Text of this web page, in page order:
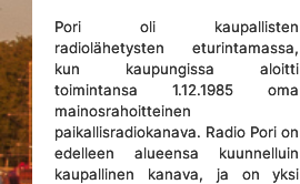
Pori oli kaupallisten
radiolähetysten eturintamassa,
kun kaupungissa aloitti
toimintansa 1.12.1985 oma
mainosrahoitteinen
paikallisradiokanava. Radio Pori on
edelleen alueensa kuunnelluin
kaupallinen kanava, ja on yksi